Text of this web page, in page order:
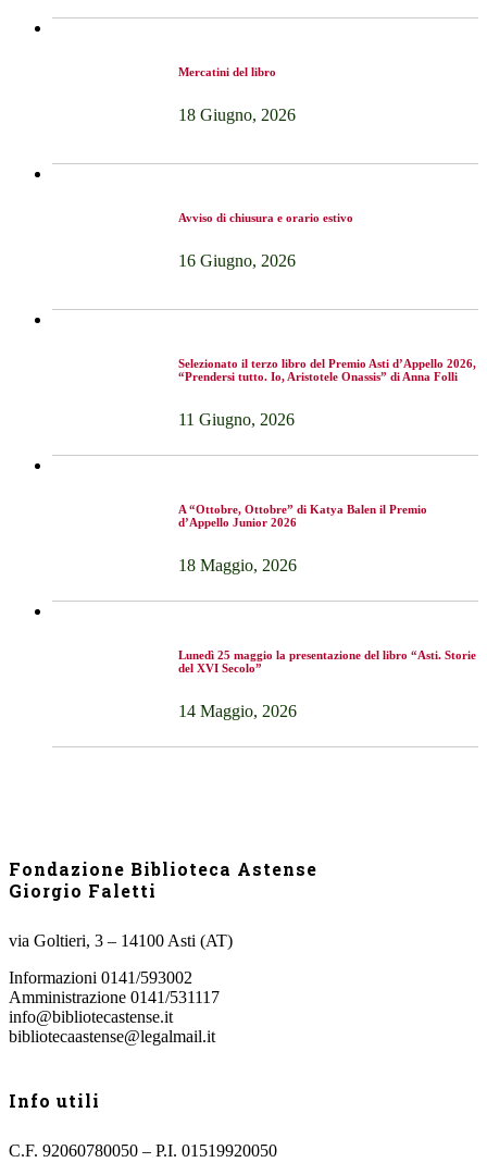
Mercatini del libro
18 Giugno, 2026
Avviso di chiusura e orario estivo
16 Giugno, 2026
Selezionato il terzo libro del Premio Asti d’Appello 2026,
“Prendersi tutto. Io, Aristotele Onassis” di Anna Folli
11 Giugno, 2026
A “Ottobre, Ottobre” di Katya Balen il Premio
d’Appello Junior 2026
18 Maggio, 2026
Lunedì 25 maggio la presentazione del libro “Asti. Storie
del XVI Secolo”
14 Maggio, 2026
Fondazione Biblioteca Astense
Giorgio Faletti
via Goltieri, 3 – 14100 Asti (AT)
Informazioni 0141/593002
Amministrazione 0141/531117
info@bibliotecastense.it
bibliotecaastense@legalmail.it
Info utili
C.F. 92060780050 – P.I. 01519920050